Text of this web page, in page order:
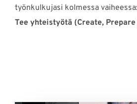
työnkulkujasi kolmessa vaiheessa:
Tee yhteistyötä (Create,